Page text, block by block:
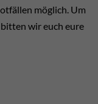
möglich. Um
wir euch eure